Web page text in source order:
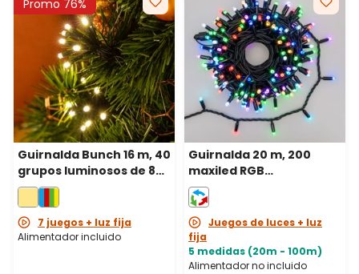
Promo 76%
Guirnalda Bunch 16 m, 40
grupos luminosos de 8
led blanco cálido, cable
verde
7 juegos + luz fija
Alimentador incluido
Guirnalda 20 m, 200
maxiled RGB
cambiacolor, cable
negro, prolongable, IP67
Juegos de luces + luz
fija
5 medidas (20m - 100m)
Alimentador no incluido